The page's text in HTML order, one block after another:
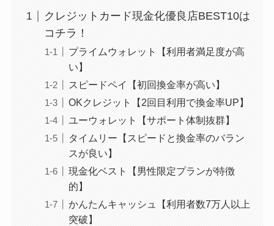
クレジットカード現金化優良店BEST10は
コチラ！
プライムウォレット【利用者満足度が高
い】
スピードペイ【初回換金率が高い】
OKクレジット【2回目利用で換金率UP】
ユーウォレット【サポート体制抜群】
タイムリー【スピードと換金率のバラン
スが良い】
現金化ベスト【男性限定プランが特徴
的】
かんたんキャッシュ【利用者数7万人以上
突破】